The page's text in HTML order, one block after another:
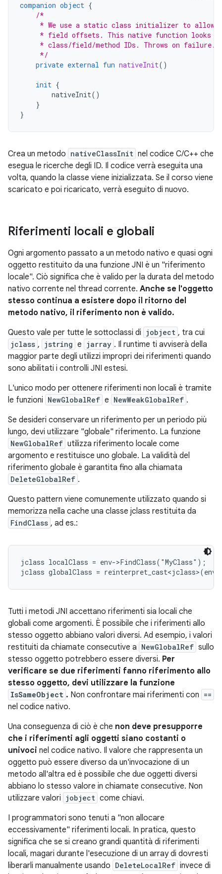
companion object {
/*
* We use a static class initializer to allow
* field offsets. This native function looks
     * class/field/method IDs. Throws on failure.
     */
private external fun nativeInit()
init {
nativeInit()
}
}
Crea un metodo nativeClassInit nel codice C/C++ che
esegua le ricerche degli ID. Il codice verrà eseguita una
volta, quando la classe viene inizializzata. Se il corso viene
scaricato e poi ricaricato, verrà eseguito di nuovo.
Riferimenti locali e globali
Ogni argomento passato a un metodo nativo e quasi ogni
oggetto restituito da una funzione JNI è un "riferimento
locale". Ciò significa che è valido per la durata del metodo
nativo corrente nel thread corrente. Anche se l'oggetto
stesso continua a esistere dopo il ritorno del
metodo nativo, il riferimento non è valido.
Questo vale per tutte le sottoclassi di jobject , tra cui
jclass , jstring e jarray . Il runtime ti avviserà della
maggior parte degli utilizzi impropri dei riferimenti quando
sono abilitati i controlli JNI estesi.
L'unico modo per ottenere riferimenti non locali è tramite
le funzioni NewGlobalRef e NewWeakGlobalRef .
Se desideri conservare un riferimento per un periodo più
lungo, devi utilizzare "globale" riferimento. La funzione
NewGlobalRef utilizza riferimento locale come
argomento e restituisce uno globale. La validità del
riferimento globale è garantita fino alla chiamata
DeleteGlobalRef .
Questo pattern viene comunemente utilizzato quando si
memorizza nella cache una classe jclass restituita da
FindClass , ad es.:
jclass localClass = env->FindClass("MyClass");
jclass globalClass = reinterpret_cast<jclass>(env-
Tutti i metodi JNI accettano riferimenti sia locali che
globali come argomenti. È possibile che i riferimenti allo
stesso oggetto abbiano valori diversi. Ad esempio, i valori
restituiti da chiamate consecutive a NewGlobalRef sullo
stesso oggetto potrebbero essere diversi. Per
verificare se due riferimenti fanno riferimento allo
stesso oggetto, devi utilizzare la funzione
IsSameObject . Non confrontare mai riferimenti con ==
nel codice nativo.
Una conseguenza di ciò è che non deve presupporre
che i riferimenti agli oggetti siano costanti o
univoci nel codice nativo. Il valore che rappresenta un
oggetto può essere diverso da un'invocazione di un
metodo all'altra ed è possibile che due oggetti diversi
abbiano lo stesso valore in chiamate consecutive. Non
utilizzare valori jobject come chiavi.
I programmatori sono tenuti a "non allocare
eccessivamente" riferimenti locali. In pratica, questo
significa che se si creano grandi quantità di riferimenti
locali, magari durante l'esecuzione di un array di dovresti
liberarli manualmente usando DeleteLocalRef invece di